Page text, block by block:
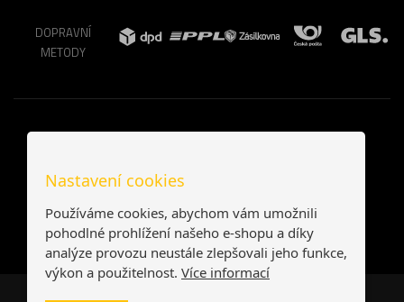
DOPRAVNÍ
METODY
Nastavení cookies
Používáme cookies, abychom vám umožnili
pohodlné prohlížení našeho e-shopu a díky
analýze provozu neustále zlepšovali jeho funkce,
výkon a použitelnost. Více informací